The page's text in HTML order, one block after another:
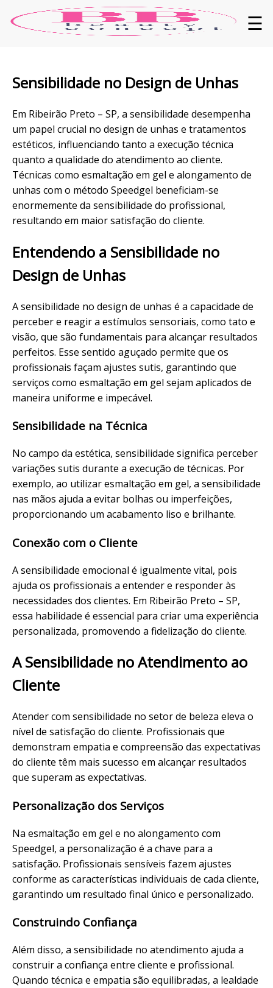
☰
Sensibilidade no Design de Unhas
Em Ribeirão Preto – SP, a sensibilidade desempenha
um papel crucial no design de unhas e tratamentos
estéticos, influenciando tanto a execução técnica
quanto a qualidade do atendimento ao cliente.
Técnicas como esmaltação em gel e alongamento de
unhas com o método Speedgel beneficiam-se
enormemente da sensibilidade do profissional,
resultando em maior satisfação do cliente.
Entendendo a Sensibilidade no
Design de Unhas
A sensibilidade no design de unhas é a capacidade de
perceber e reagir a estímulos sensoriais, como tato e
visão, que são fundamentais para alcançar resultados
perfeitos. Esse sentido aguçado permite que os
profissionais façam ajustes sutis, garantindo que
serviços como esmaltação em gel sejam aplicados de
maneira uniforme e impecável.
Sensibilidade na Técnica
No campo da estética, sensibilidade significa perceber
variações sutis durante a execução de técnicas. Por
exemplo, ao utilizar esmaltação em gel, a sensibilidade
nas mãos ajuda a evitar bolhas ou imperfeições,
proporcionando um acabamento liso e brilhante.
Conexão com o Cliente
A sensibilidade emocional é igualmente vital, pois
ajuda os profissionais a entender e responder às
necessidades dos clientes. Em Ribeirão Preto – SP,
essa habilidade é essencial para criar uma experiência
personalizada, promovendo a fidelização do cliente.
A Sensibilidade no Atendimento ao
Cliente
Atender com sensibilidade no setor de beleza eleva o
nível de satisfação do cliente. Profissionais que
demonstram empatia e compreensão das expectativas
do cliente têm mais sucesso em alcançar resultados
que superam as expectativas.
Personalização dos Serviços
Na esmaltação em gel e no alongamento com
Speedgel, a personalização é a chave para a
satisfação. Profissionais sensíveis fazem ajustes
conforme as características individuais de cada cliente,
garantindo um resultado final único e personalizado.
Construindo Confiança
Além disso, a sensibilidade no atendimento ajuda a
construir a confiança entre cliente e profissional.
Quando técnica e empatia são equilibradas, a lealdade